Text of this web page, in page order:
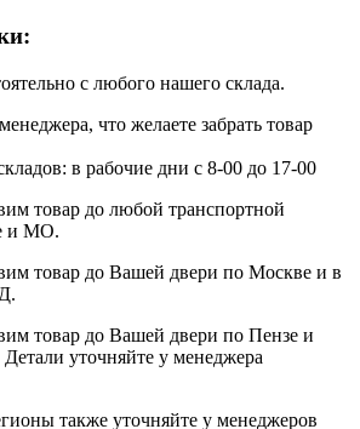
с любого нашего склада.
что желаете забрать товар
в рабочие дни с 8-00 до 17-00
товар до любой транспортной
и МО.
товар до Вашей двери по Москве и в
товар до Вашей двери по Пензе и
уточняйте у менеджера
также уточняйте у менеджеров